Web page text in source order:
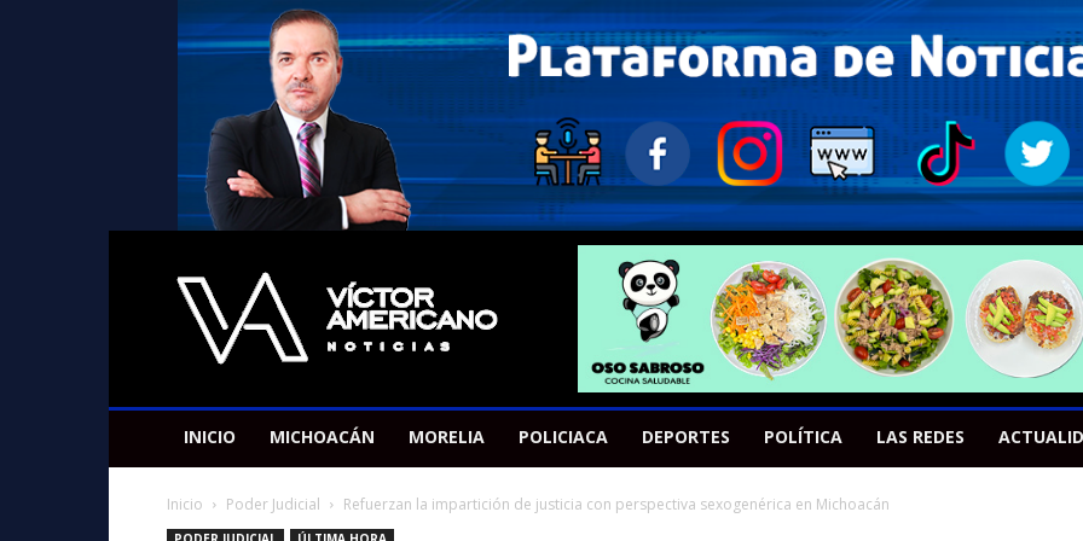
Americano
Victor
INICIO MICHOACÁN MORELIA POLICIACA DEPORTES POLÍTICA LAS REDES
Inicio Poder Judicial Refuerzan la impartición de justicia con perspectiva sexogenérica en Michoacán